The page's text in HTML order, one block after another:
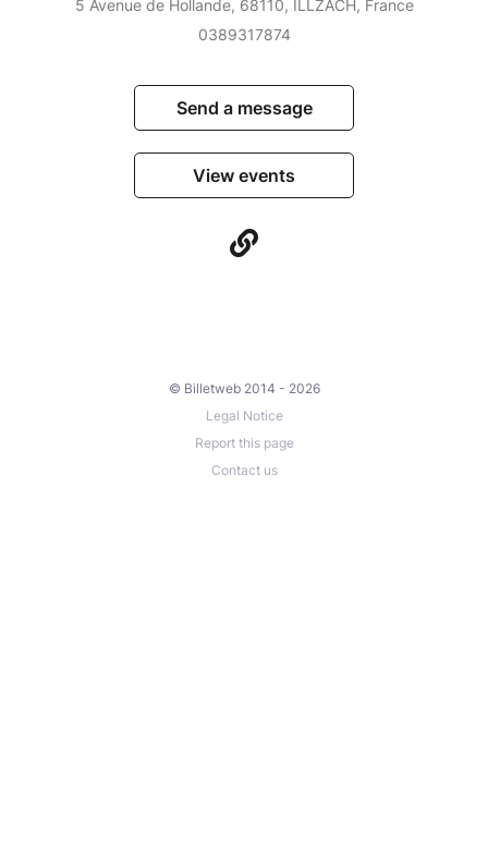
5 Avenue de Hollande, 68110, ILLZACH, France
0389317874
Send a message
View events
© Billetweb 2014 - 2026
Legal Notice
Report this page
Contact us